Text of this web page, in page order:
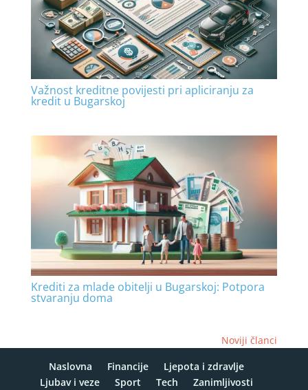
Važnost kreditne povijesti pri apliciranju za
kredit u Bugarskoj
Krediti za mlade obitelji u Bugarskoj: Potpora
stvaranju doma
Noviji članci
Naslovna
Financije
Ljepota i zdravlje
Ljubav i veze
Sport Tech Zanimljivosti